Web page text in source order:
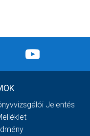
Jelentés